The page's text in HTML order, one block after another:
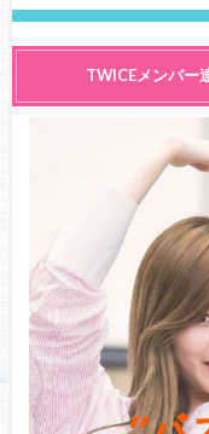
TWICEメンバー